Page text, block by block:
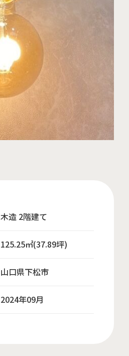
木造 2階建て
125.25㎡(37.89坪)
山口県下松市
2024年09月